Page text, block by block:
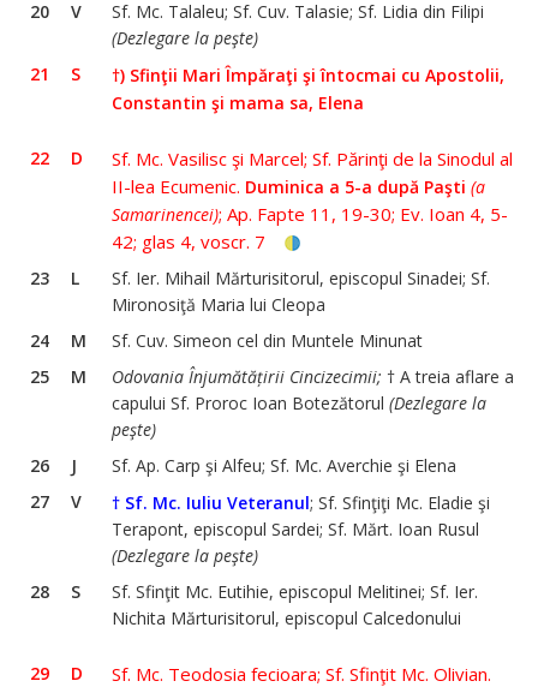
20
V
Sf. Mc. Talaleu; Sf. Cuv. Talasie; Sf. Lidia din Filipi
(Dezlegare la peşte)
21
S
†) Sfinţii Mari Împăraţi şi întocmai cu Apostolii,
Constantin şi mama sa, Elena
22 D
Sf. Mc. Vasilisc şi Marcel; Sf. Părinţi de la Sinodul al
II-lea Ecumenic. Duminica a 5-a după Paşti (a
Samarinencei); Ap. Fapte 11, 19-30; Ev. Ioan 4, 5-
42; glas 4, voscr. 7
23 L
Sf. Ier. Mihail Mărturisitorul, episcopul Sinadei; Sf.
Mironosiţă Maria lui Cleopa
24
M
Sf. Cuv. Simeon cel din Muntele Minunat
25
M Odovania Înjumătățirii Cincizecimii; † A treia aflare a
capului Sf. Proroc Ioan Botezătorul (Dezlegare la
peşte)
26
J
Sf. Ap. Carp şi Alfeu; Sf. Mc. Averchie şi Elena
27
V † Sf. Mc. Iuliu Veteranul; Sf. Sfinţiţi Mc. Eladie şi
Terapont, episcopul Sardei; Sf. Mărt. Ioan Rusul
(Dezlegare la peşte)
28
S
Sf. Sfinţit Mc. Eutihie, episcopul Melitinei; Sf. Ier.
Nichita Mărturisitorul, episcopul Calcedonului
29 D Sf. Mc. Teodosia fecioara; Sf. Sfinţit Mc. Olivian.